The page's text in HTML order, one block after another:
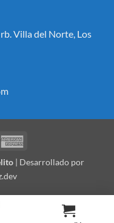
Villa del Norte, Los
| Desarrollado por